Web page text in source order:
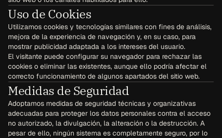
Uso de Cookies
Utilizamos cookies y tecnologías similares con fines de análisis,
mejora de la experiencia de navegación y, en su caso, para
mostrar publicidad adaptada a los intereses del usuario.
El visitante puede configurar su navegador para rechazar las
cookies o eliminar las existentes, aunque ello podría afectar el
correcto funcionamiento de algunos apartados del sitio web.
Medidas de Seguridad
Adoptamos medidas de seguridad técnicas y organizativas
adecuadas para proteger los datos personales contra el acceso
no autorizado, la divulgación, la alteración o la destrucción. A
pesar de ello, ningún sistema es completamente seguro, por lo